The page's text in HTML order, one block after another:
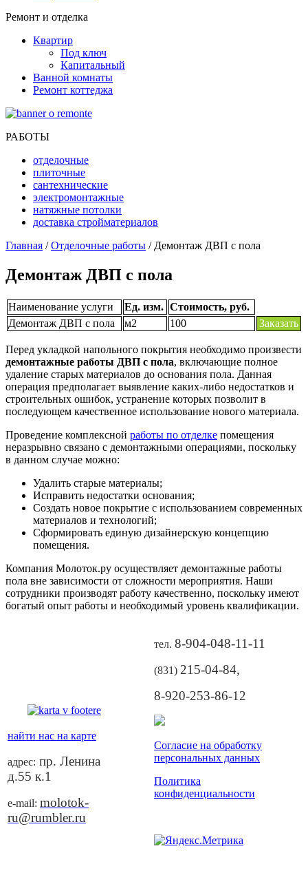
Ремонт и отделка
Квартир
Под ключ
Капитальный
Ванной комнаты
Ремонт коттеджа
РАБОТЫ
отделочные
плиточные
сантехнические
электромонтажные
натяжные потолки
доставка стройматериалов
Главная /Отделочные работы / Демонтаж ДВП с пола
Демонтаж ДВП с пола
Наименование услуги Ед. изм. Стоимость, руб.
Демонтаж ДВП с пола
м2 100 Заказать
Перед укладкой напольного покрытия необходимо произвести
демонтажные работы ДВП с пола, включающие полное
удаление старых материалов до основания пола. Данная
операция предполагает выявление каких-либо недостатков и
строительных ошибок, устранение которых позволит в
последующем качественное использование нового материала.
Проведение комплексной работы по отделке помещения
неразрывно связано с демонтажными операциями, поскольку
в данном случае можно:
Удалить старые материалы;
Исправить недостатки основания;
Создать новое покрытие с использованием современных
материалов и технологий;
Сформировать единую дизайнерскую концепцию
помещения.
Компания Молоток.ру осуществляет демонтажные работы
пола вне зависимости от сложности мероприятия. Наши
сотрудники производят работу качественно, поскольку имеют
богатый опыт работы и необходимый уровень квалификации.
найти нас на карте
адрес: пр. Ленина
д.55 к.1
e-mail: molotok-
ru@rumbler.ru
тел. 8-904-048-11-11
(831) 215-04-84,
8-920-253-86-12
Согласие на обработку
персональных данных
Политика
конфиденциальности